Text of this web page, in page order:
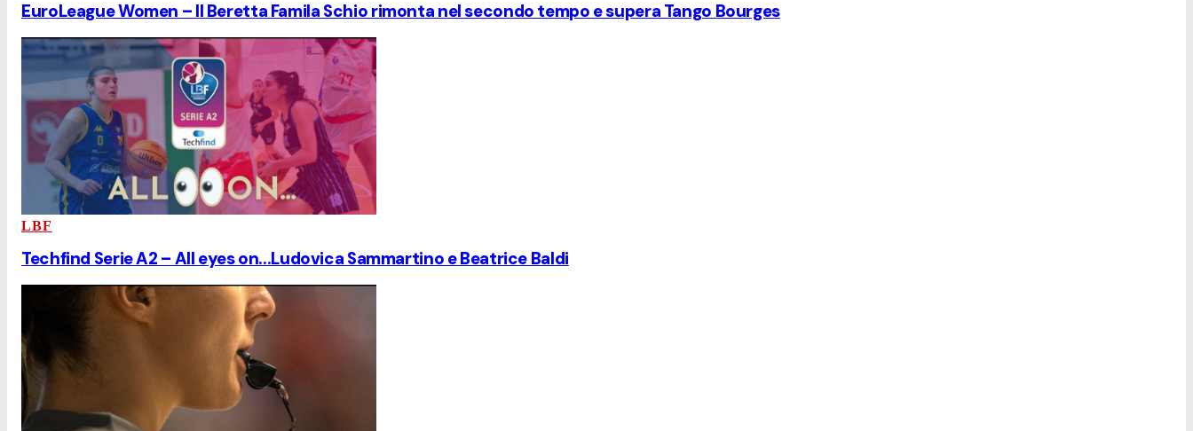
EuroLeague Women – Il Beretta Famila Schio rimonta nel secondo tempo e supera Tango Bourges
LBF
Techfind Serie A2 – All eyes on...Ludovica Sammartino e Beatrice Baldi